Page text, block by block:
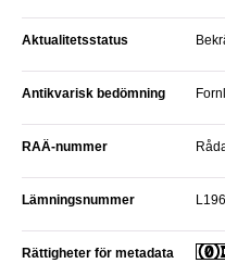
Aktualitetsstatus
Antikvarisk bedömning
RAÄ-nummer
Lämningsnummer
Rättigheter för metadata